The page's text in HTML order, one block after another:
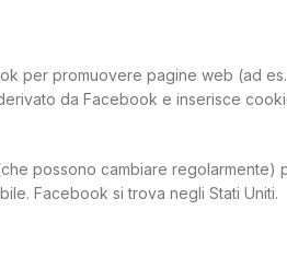
per promuovere pagine web (ad
da Facebook e inserisce
possono cambiare
Facebook si trova negli Stati Uniti.